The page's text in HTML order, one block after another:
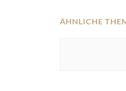
ÄHNLICHE